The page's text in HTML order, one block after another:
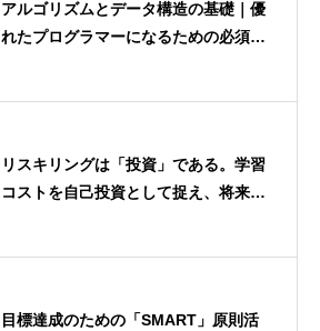
アルゴリズムとデータ構造の基礎｜優
れたプログラマーになるための必須知
リスキリングは「投資」である。学習
コストを自己投資として捉え、将来の
目標達成のための「SMART」原則活